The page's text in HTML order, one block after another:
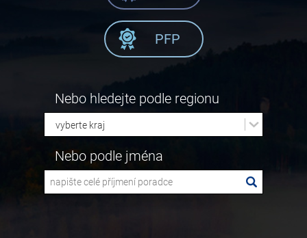
PFP
Nebo hledejte podle regionu
Nebo podle jména